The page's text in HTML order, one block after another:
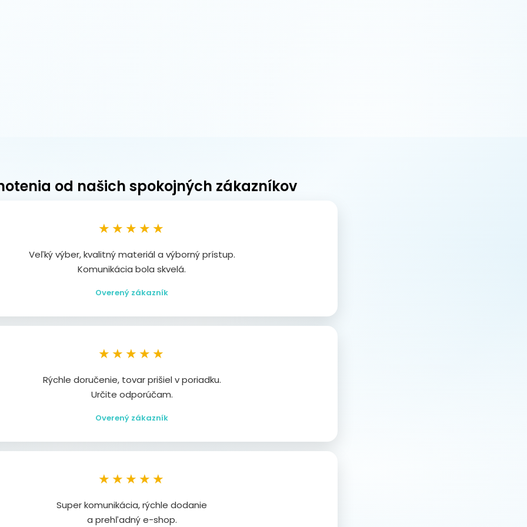
od našich spokojných zákazníkov
★★★★★
Veľký výber, kvalitný materiál a výborný prístup.
Komunikácia bola skvelá.
Overený zákazník
★★★★★
Rýchle doručenie, tovar prišiel v poriadku.
Určite odporúčam.
Overený zákazník
★★★★★
Super komunikácia, rýchle dodanie
a prehľadný e-shop.